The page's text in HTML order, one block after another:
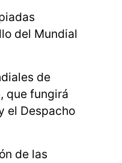
del Mundial
de
que fungirá
el Despacho
de las